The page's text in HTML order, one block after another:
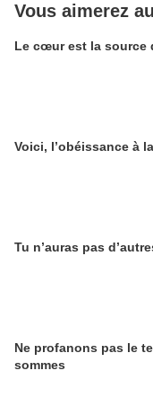
Vous aimerez
Le cœur est la source
Voici, l’obéissance à
Tu n’auras pas
Ne profanons pas le
sommes